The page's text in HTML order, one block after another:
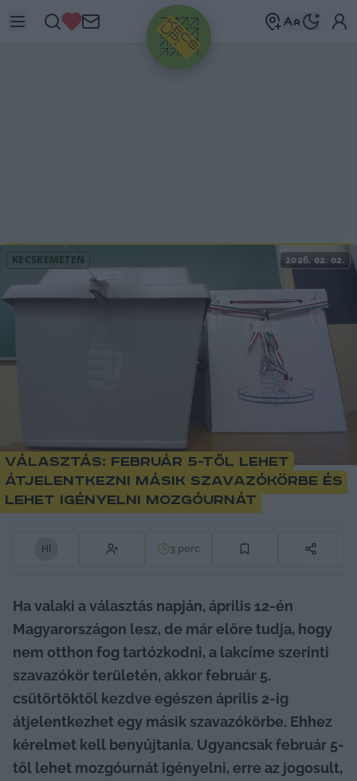
HIRDETÉS
KECSKEMÉTEN 2026. 02. 02.
Választás: február 5-től lehet
átjelentkezni másik szavazókörbe és
lehet igényelni mozgóurnát
HI 3 perc
Ha valaki a választás napján, április 12-én
Magyarországon lesz, de már előre tudja, hogy
nem otthon fog tartózkodni, a lakcíme szerinti
szavazókör területén, akkor február 5.
csütörtöktől kezdve egészen április 2-ig
átjelentkezhet egy másik szavazókörbe. Ehhez
kérelmet kell benyújtania. Ugyancsak február 5-
től lehet mozgóurnát igényelni, erre az jogosult,